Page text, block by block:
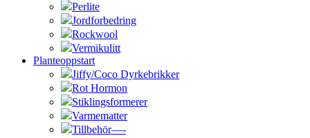
Perlite
Jordforbedring
Rockwool
Vermikulitt
Planteoppstart
Jiffy/Coco Dyrkebrikker
Rot Hormon
Stiklingsformerer
Varmematter
Tillbehör—-